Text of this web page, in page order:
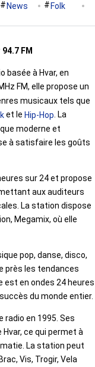
News Folk
FM
basée à Hvar, en
FM, elle propose un
musicaux tels que
et le Hip-Hop . La
moderne et
à satisfaire les goûts
sur 24 et propose
aux auditeurs
La station dispose
Megamix, où elle
pop, danse, disco,
près les tendances
est en ondes 24 heures
du monde entier.
radio en 1995. Ses
ce qui permet à
La station peut
Vis, Trogir, Vela